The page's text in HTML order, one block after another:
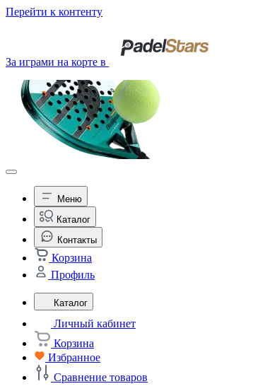
Перейти к контенту
За играми на корте в
Меню
Каталог
Контакты
Корзина
Профиль
Каталог
Личный кабинет
Корзина
Избранное
Сравнение товаров